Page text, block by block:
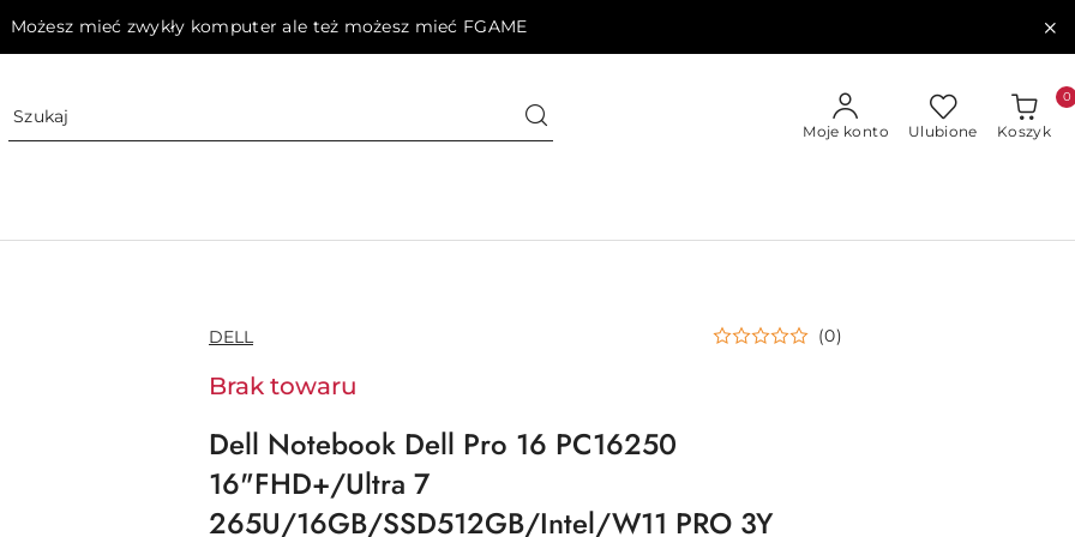
Możesz mieć zwykły komputer ale też możesz mieć FGAME
Moje konto Ulubione Koszyk
0
NAZWA
PRODUCENTA:
DELL (0)
Brak towaru
Dell Notebook Dell Pro 16 PC16250
16"FHD+/Ultra 7
265U/16GB/SSD512GB/Intel/W11 PRO 3Y